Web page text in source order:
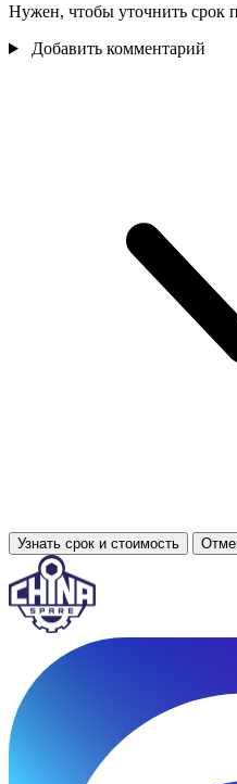
Нужен, чтобы уточнить срок
Добавить комментарий
Узнать срок и стоимость